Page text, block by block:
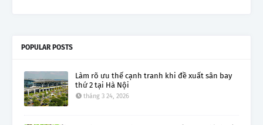
POPULAR POSTS
Làm rõ ưu thế cạnh tranh khi đề xuất sân bay
thứ 2 tại Hà Nội
tháng 3 24, 2026